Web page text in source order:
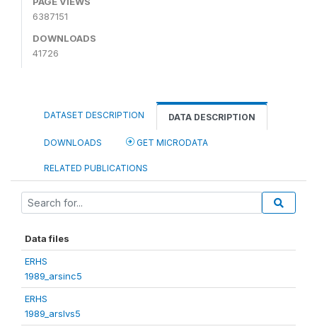
6387151
DOWNLOADS
41726
DATASET DESCRIPTION DATA DESCRIPTION
DOWNLOADS GET MICRODATA
RELATED PUBLICATIONS
Data files
ERHS
1989_arsinc5
ERHS
1989_arslvs5